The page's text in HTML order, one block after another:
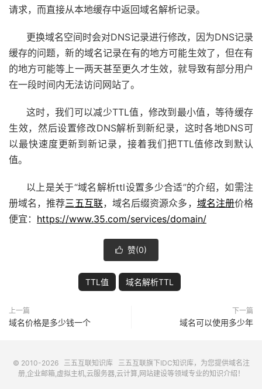
请求，而直接从本地缓存中返回域名解析记录。
更换域名空间时会对DNS记录进行修改，因为DNS记录
缓存的问题，新的域名记录在有的地方可能生效了，但在有
的地方可能等上一两天甚至更久才生效，就导致有部分用户
在一段时间内无法访问网站了。
这时，我们可以减少TTL值，修改到最小值，等待缓存
生效，然后设置修改DNS解析到新纪录，这时各地DNS可
以最快速度更新到新记录，接着我们把TTL值修改到默认
值。
以上是关于“域名解析ttl设置多少合适”的介绍，如需注
册域名，推荐三五互联，域名后缀资源众多， 域名注册价格
便宜： https://www.35.com/services/domain/
 赞(0)
TTL值 域名解析TTL
上一篇
域名价格是多少钱一个
下一篇
域名可以使用多少年
© 2010-2026 三五互联知识库 三五互联旗下IDC知识库，为您提供域名注
册,企业邮箱,虚拟主机,云服务器,云计算,网站建设等领域专业的知识介绍！